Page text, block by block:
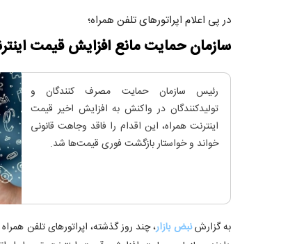
در پی اعلام اپراتورهای تلفن همراه؛
سازمان حمایت مانع افزایش قیمت
رئیس سازمان حمایت مصرف کنندگان و
تولیدکنندگان در واکنش به افزایش اخیر قیمت
اینترنت همراه، این اقدام را فاقد وجاهت قانونی
خواند و خواستار بازگشت فوری قیمت‌ها شد.
به گزارشنبض بازار